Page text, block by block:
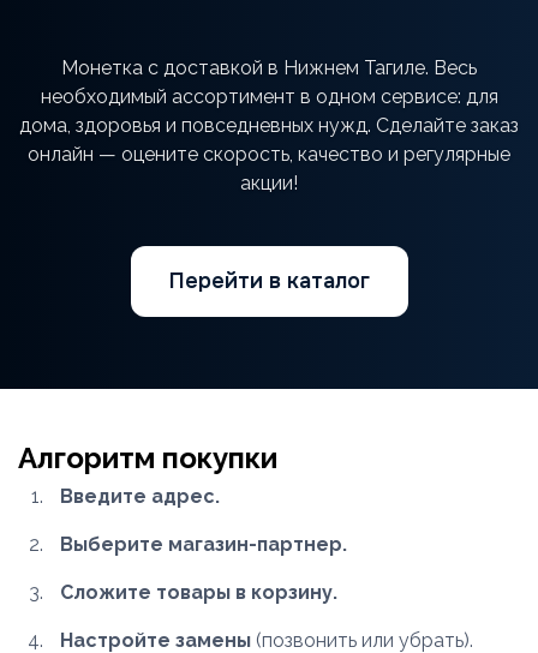
Монетка с доставкой в Нижнем Тагиле. Весь
необходимый ассортимент в одном сервисе: для
дома, здоровья и повседневных нужд. Сделайте заказ
онлайн — оцените скорость, качество и регулярные
акции!
Перейти в каталог
Алгоритм покупки
Введите адрес.
Выберите магазин-партнер.
Сложите товары в корзину.
Настройте замены (позвонить или убрать).